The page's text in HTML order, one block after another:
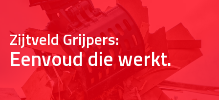
Zijtveld Grijpers:
Eenvoud die werkt.